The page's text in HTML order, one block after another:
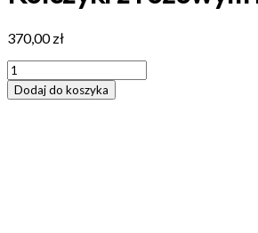
370,00zł
ilość
Kolczyki
z
Dodaj do koszyka